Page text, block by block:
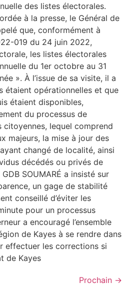
des listes électorales.
à la presse, le Général de
que, conformément à
019 du 24 juin 2022,
les listes électorales
du 1er octobre au 31
». ‎À l’issue de sa visite, il a
étaient opérationnelles et que
étaient disponibles,
du processus de
citoyennes, lequel comprend
majeurs, la mise à jour des
changé de localité, ainsi
décédés ou privés de
SOUMARÉ a insisté sur
un gage de stabilité
conseillé d’éviter les
pour un processus
a encouragé l’ensemble
de Kayes à se rendre dans
effectuer les corrections si
de Kayes
Prochain →